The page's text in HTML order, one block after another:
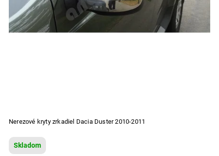
Nerezové kryty zrkadiel Dacia Duster 2010-2011
Skladom